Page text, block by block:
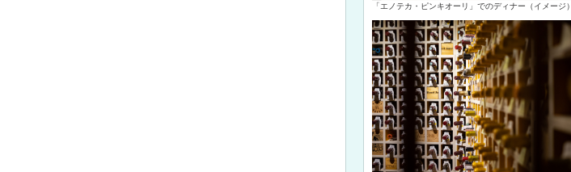
「エノテカ・ピンキオーリ」でのディナー（イメージ）